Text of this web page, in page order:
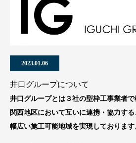
2023.01.06
井口グループについて
井口グループとは３社の型枠工事業者
関西地区において互いに連携・協力する
幅広い施工可能地域を実現しております